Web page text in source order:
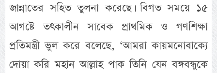
জান্নাতের সহিত তুলনা করেছে। বিগত সময়ে ১৫
আগষ্টে তৎকালীন সাবেক প্রাথমিক ও গণশিক্ষা
প্রতিমন্ত্রী ভুল করে বলেছে, ‘আমরা কায়মনোবাক্যে
দোয়া করি মহান আল্লাহ পাক তিনি যেন বঙ্গবন্ধুকে